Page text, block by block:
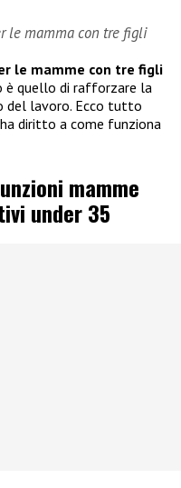
le mamma con tre figli
le mamme con tre figli
è quello di rafforzare la
del lavoro. Ecco tutto
ha diritto a come funziona
mamme
under 35